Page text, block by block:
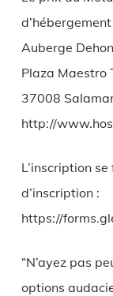
Auberge Dehon
Plaza Maestro
37008
http://
L’inscription
d’inscription :
https://
“N’ayez pas
options